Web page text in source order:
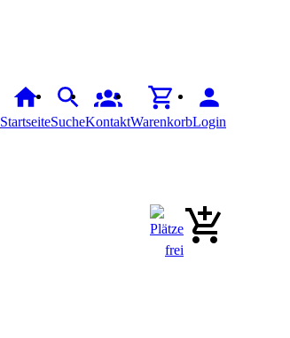
StartseiteSucheKontaktWarenkorbLogin